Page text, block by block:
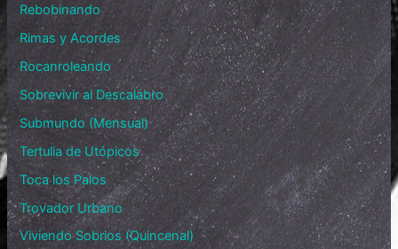
Rebobinando
Rimas y Acordes
Rocanroleando
Sobrevivir al Descalabro
Submundo (Mensual)
Tertulia de Utópicos
Toca los Palos
Trovador Urbano
Viviendo Sobrios (Quincenal)